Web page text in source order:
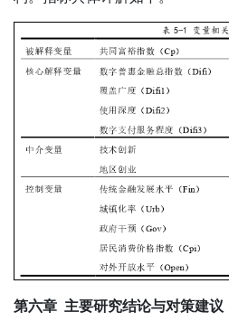
第六章 主要研究结论与对策建议